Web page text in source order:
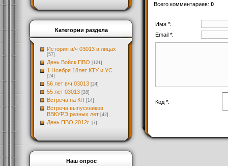
Категории раздела
История в/ч 03013 в лицах
[57]
День Войск ПВО [121]
1 Ноября 18лет КТУ и УС.
[24]
56 лет в/ч 03013 [24]
55 лет 03013 [28]
Встреча на КП [14]
Встреча выпускников
ВВКУРЭ разных лет [42]
День ПВО 2012г. [7]
Наш опрос
Всего комментариев: 0
Имя *:
Email *:
Код *: